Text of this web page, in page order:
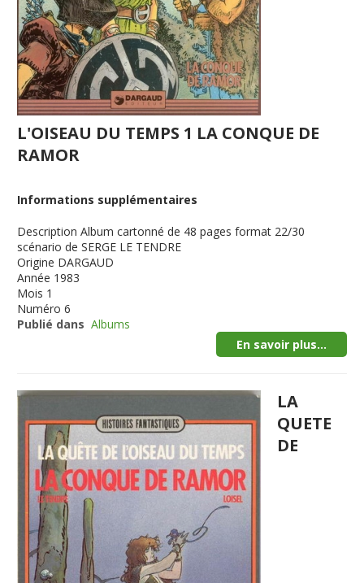
L'OISEAU DU TEMPS 1 LA CONQUE DE
RAMOR
Informations supplémentaires
Description Album cartonné de 48 pages format 22/30
scénario de SERGE LE TENDRE
Origine DARGAUD
Année 1983
Mois 1
Numéro 6
Publié dans Albums
En savoir plus...
LA
QUETE
DE